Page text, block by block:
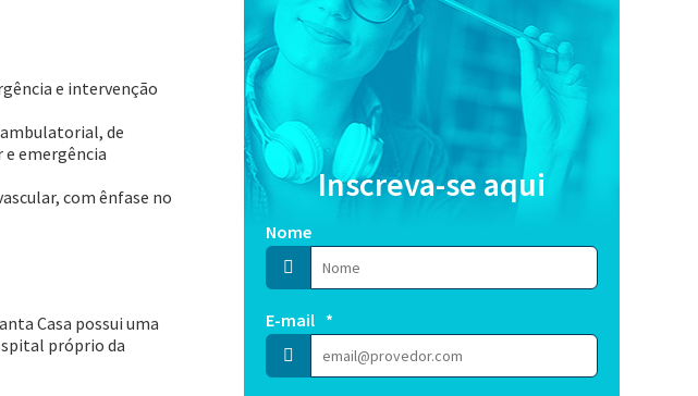
e intervenção
de
emergência
com ênfase no
Casa possui uma
próprio da
Inscreva-se aqui
Nome
E-mail *